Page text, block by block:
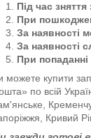
Під час
При
За наявності
За наявності
При
можете купити
по всій
Кривий